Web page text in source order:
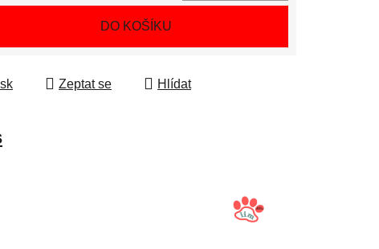
DO KOŠÍKU
Zeptat se Hlídat